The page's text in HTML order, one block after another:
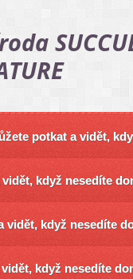
potkat a vidět,
když nesedíte
vidět, když nesedíte
když nesedíte